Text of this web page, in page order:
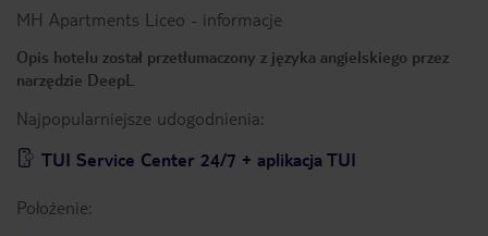
MH Apartments Liceo - informacje
Opis hotelu został przetłumaczony z języka angielskiego przez
narzędzie DeepL
Najpopularniejsze udogodnienia:
TUI Service Center 24/7 + aplikacja TUI
Położenie: